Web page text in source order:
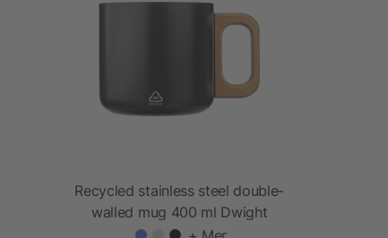
Recycled stainless steel double-
walled mug 400 ml Dwight